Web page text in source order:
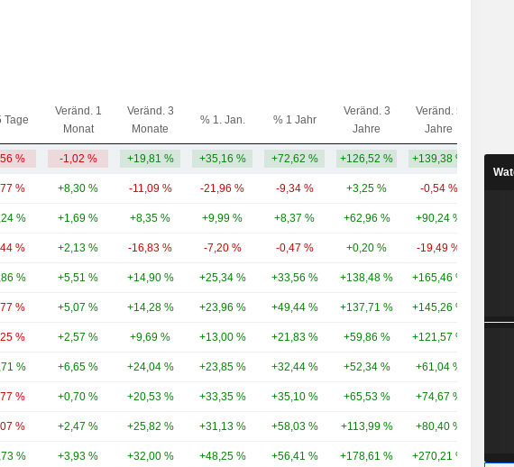
Tage
Veränd. 1
Monat
Veränd. 3
Monate
% 1. Jan. % 1 Jahr
Veränd. 3
Jahre
Veränd. 5
Jahre
% -1,02 % +19,81 % +35,16 % +72,62 % +126,52 % +139,38 %
% +8,30 % -11,09 % -21,96 % -9,34 % +3,25 % -0,54 %
% +1,69 % +8,35 % +9,99 % +8,37 % +62,96 % +90,24 %
% +2,13 % -16,83 % -7,20 % -0,47 % +0,20 % -19,49 %
% +5,51 % +14,90 % +25,34 % +33,56 % +138,48 % +165,46 %
% +5,07 % +14,28 % +23,96 % +49,44 % +137,71 % +145,26 %
% +2,57 % +9,69 % +13,00 % +21,83 % +59,86 % +121,57 %
% +6,65 % +24,04 % +23,85 % +32,44 % +52,34 % +61,04 %
% +0,70 % +20,53 % +33,35 % +35,10 % +65,53 % +74,67 %
% +2,47 % +25,82 % +31,13 % +58,03 % +113,99 % +80,40 %
% +3,93 % +32,00 % +48,25 % +56,41 % +178,61 % +270,21 %